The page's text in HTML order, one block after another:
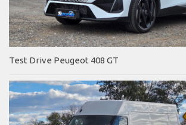
Test Drive Peugeot 408 GT